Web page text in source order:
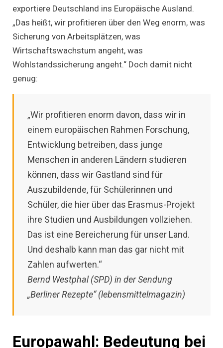
exportiere Deutschland ins Europäische Ausland.
„Das heißt, wir profitieren über den Weg enorm, was
Sicherung von Arbeitsplätzen, was
Wirtschaftswachstum angeht, was
Wohlstandssicherung angeht.“ Doch damit nicht
genug:
„Wir profitieren enorm davon, dass wir in
einem europäischen Rahmen Forschung,
Entwicklung betreiben, dass junge
Menschen in anderen Ländern studieren
können, dass wir Gastland sind für
Auszubildende, für Schülerinnen und
Schüler, die hier über das Erasmus-Projekt
ihre Studien und Ausbildungen vollziehen.
Das ist eine Bereicherung für unser Land.
Und deshalb kann man das gar nicht mit
Zahlen aufwerten.“
Bernd Westphal (SPD) in der Sendung
„Berliner Rezepte“ (lebensmittelmagazin)
Europawahl: Bedeutung bei